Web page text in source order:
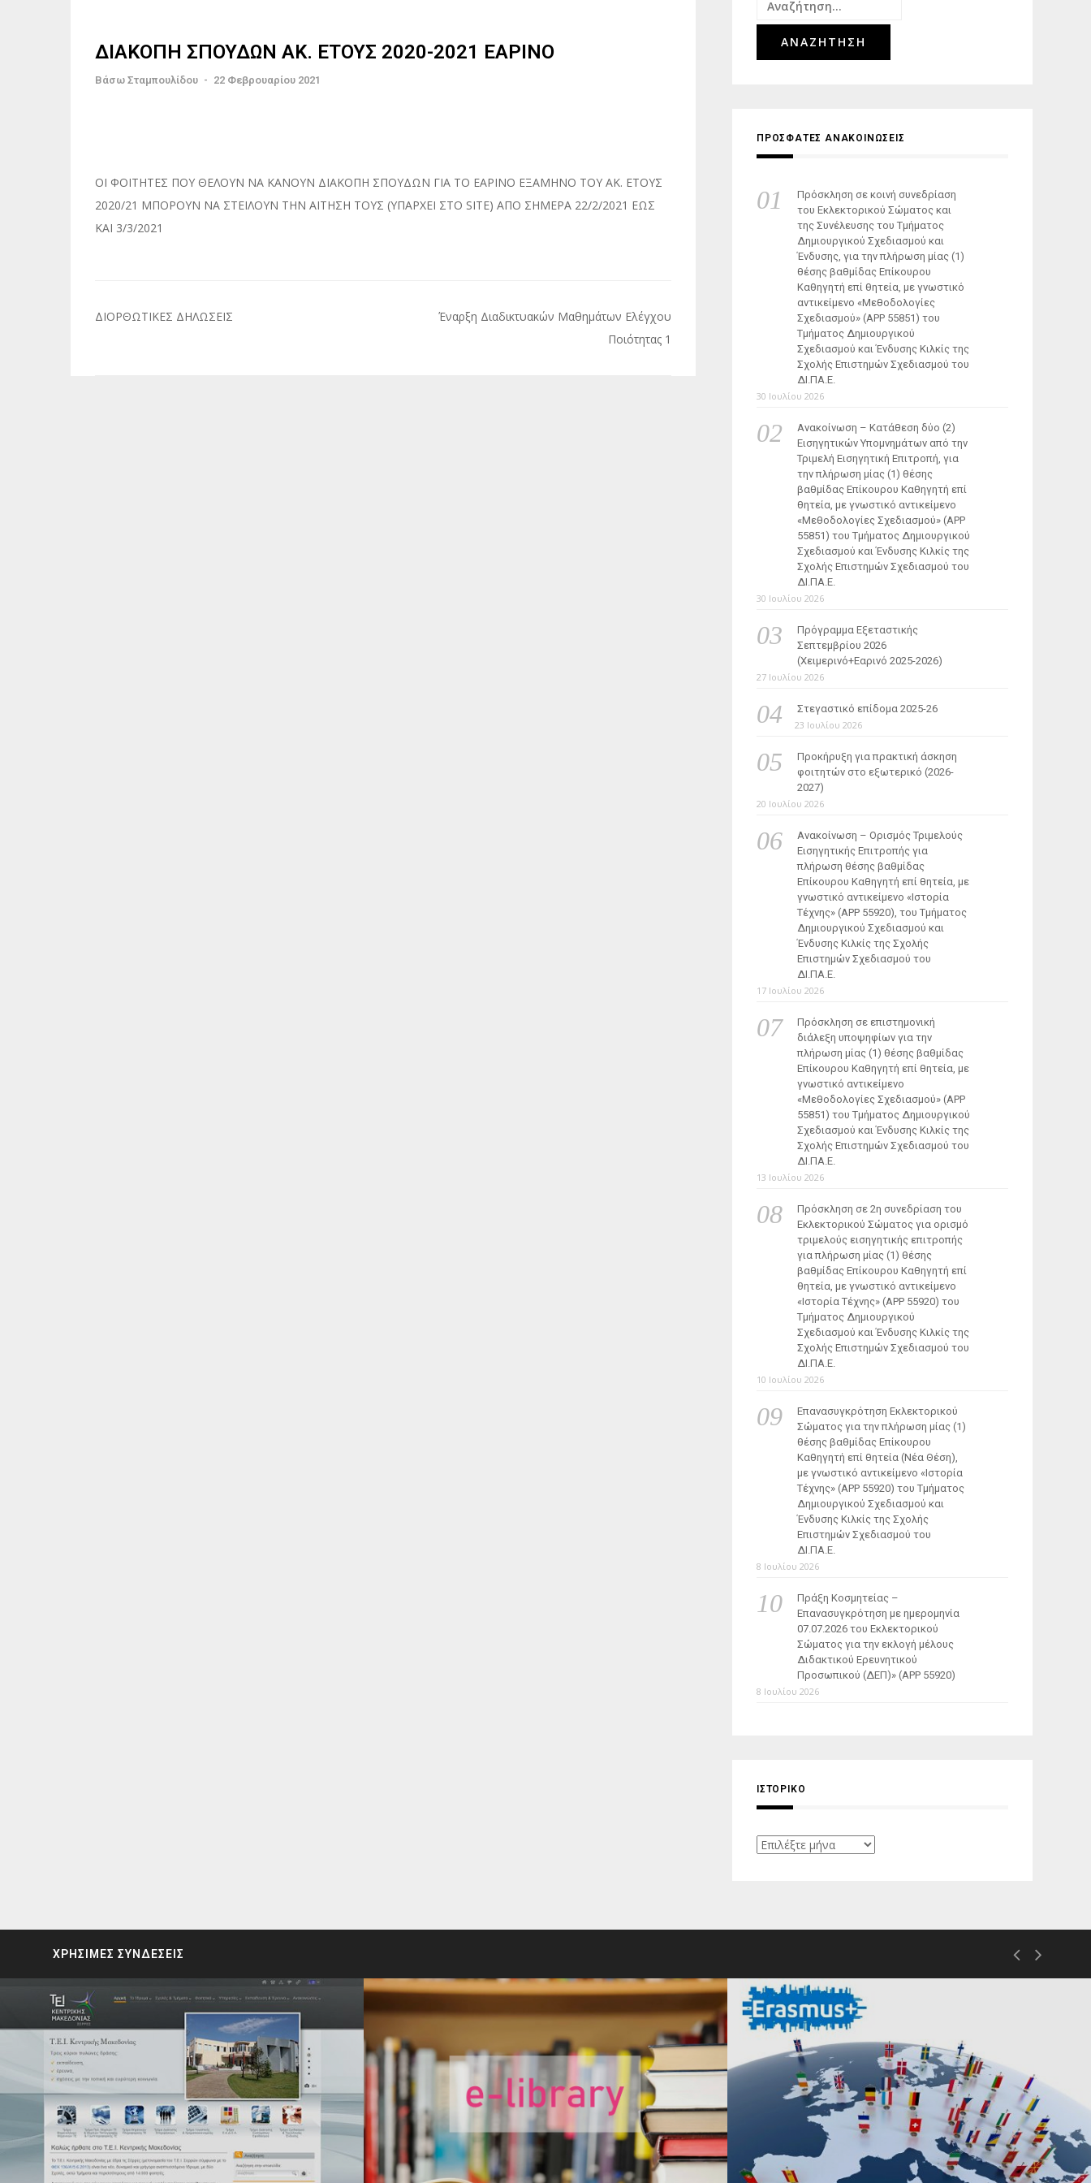
ΔΙΑΚΟΠΗ ΣΠΟΥΔΩΝ ΑΚ. ΕΤΟΥΣ 2020-2021 ΕΑΡΙΝΟ
Βάσω Σταμπουλίδου - 22 Φεβρουαρίου 2021
ΟΙ ΦΟΙΤΗΤΕΣ ΠΟΥ ΘΕΛΟΥΝ ΝΑ ΚΑΝΟΥΝ ΔΙΑΚΟΠΗ ΣΠΟΥΔΩΝ ΓΙΑ ΤΟ ΕΑΡΙΝΟ ΕΞΑΜΗΝΟ ΤΟΥ ΑΚ. ΕΤΟΥΣ
2020/21 ΜΠΟΡΟΥΝ ΝΑ ΣΤΕΙΛΟΥΝ ΤΗΝ ΑΙΤΗΣΗ ΤΟΥΣ (ΥΠΑΡΧΕΙ ΣΤΟ SITE) ΑΠΟ ΣΗΜΕΡΑ 22/2/2021 ΕΩΣ
ΚΑΙ 3/3/2021
Πλοήγηση
ΔΙΟΡΘΩΤΙΚΕΣ ΔΗΛΩΣΕΙΣ
Έναρξη Διαδικτυακών Μαθημάτων Ελέγχου
Ποιότητας 1
για:
ΠΡΟΣΦΑΤΕΣ ΑΝΑΚΟΙΝΩΣΕΙΣ
Πρόσκληση σε κοινή συνεδρίαση
του Εκλεκτορικού Σώματος και
της Συνέλευσης του Τμήματος
Δημιουργικού Σχεδιασμού και
Ένδυσης, για την πλήρωση μίας (1)
θέσης βαθμίδας Επίκουρου
Καθηγητή επί θητεία, με γνωστικό
αντικείμενο «Μεθοδολογίες
Σχεδιασμού» (ΑΡΡ 55851) του
Τμήματος Δημιουργικού
Σχεδιασμού και Ένδυσης Κιλκίς της
Σχολής Επιστημών Σχεδιασμού του
ΔΙ.ΠΑ.Ε.
30 Ιουλίου 2026
Ανακοίνωση – Κατάθεση δύο (2)
Εισηγητικών Υπομνημάτων από την
Τριμελή Εισηγητική Επιτροπή, για
την πλήρωση μίας (1) θέσης
βαθμίδας Επίκουρου Καθηγητή επί
θητεία, με γνωστικό αντικείμενο
«Μεθοδολογίες Σχεδιασμού» (ΑΡΡ
55851) του Τμήματος Δημιουργικού
Σχεδιασμού και Ένδυσης Κιλκίς της
Σχολής Επιστημών Σχεδιασμού του
ΔΙ.ΠΑ.Ε.
30 Ιουλίου 2026
Πρόγραμμα Εξεταστικής
Σεπτεμβρίου 2026
(Χειμερινό+Εαρινό 2025-2026)
27 Ιουλίου 2026
Στεγαστικό επίδομα 2025-26
23 Ιουλίου 2026
Προκήρυξη για πρακτική άσκηση
φοιτητών στο εξωτερικό (2026-
2027)
20 Ιουλίου 2026
Ανακοίνωση – Ορισμός Τριμελούς
Εισηγητικής Επιτροπής για
πλήρωση θέσης βαθμίδας
Επίκουρου Καθηγητή επί θητεία, με
γνωστικό αντικείμενο «Ιστορία
Τέχνης» (ΑΡΡ 55920), του Τμήματος
Δημιουργικού Σχεδιασμού και
Ένδυσης Κιλκίς της Σχολής
Επιστημών Σχεδιασμού του
ΔΙ.ΠΑ.Ε.
17 Ιουλίου 2026
Πρόσκληση σε επιστημονική
διάλεξη υποψηφίων για την
πλήρωση μίας (1) θέσης βαθμίδας
Επίκουρου Καθηγητή επί θητεία, με
γνωστικό αντικείμενο
«Μεθοδολογίες Σχεδιασμού» (ΑΡΡ
55851) του Τμήματος Δημιουργικού
Σχεδιασμού και Ένδυσης Κιλκίς της
Σχολής Επιστημών Σχεδιασμού του
ΔΙ.ΠΑ.Ε.
13 Ιουλίου 2026
Πρόσκληση σε 2η συνεδρίαση του
Εκλεκτορικού Σώματος για ορισμό
τριμελούς εισηγητικής επιτροπής
για πλήρωση μίας (1) θέσης
βαθμίδας Επίκουρου Καθηγητή επί
θητεία, με γνωστικό αντικείμενο
«Ιστορία Τέχνης» (ΑΡΡ 55920) του
Τμήματος Δημιουργικού
Σχεδιασμού και Ένδυσης Κιλκίς της
Σχολής Επιστημών Σχεδιασμού του
ΔΙ.ΠΑ.Ε.
10 Ιουλίου 2026
Επανασυγκρότηση Εκλεκτορικού
Σώματος για την πλήρωση μίας (1)
θέσης βαθμίδας Επίκουρου
Καθηγητή επί θητεία (Νέα Θέση),
με γνωστικό αντικείμενο «Ιστορία
Τέχνης» (ΑΡΡ 55920) του Τμήματος
Δημιουργικού Σχεδιασμού και
Ένδυσης Κιλκίς της Σχολής
Επιστημών Σχεδιασμού του
ΔΙ.ΠΑ.Ε.
8 Ιουλίου 2026
Πράξη Κοσμητείας –
Επανασυγκρότηση με ημερομηνία
07.07.2026 του Εκλεκτορικού
Σώματος για την εκλογή μέλους
Διδακτικού Ερευνητικού
Προσωπικού (ΔΕΠ)» (APP 55920)
8 Ιουλίου 2026
ΙΣΤΟΡΙΚΌ
Ιστορικό
ΧΡΗΣΙΜΕΣ ΣΥΝΔΕΣΕΙΣ